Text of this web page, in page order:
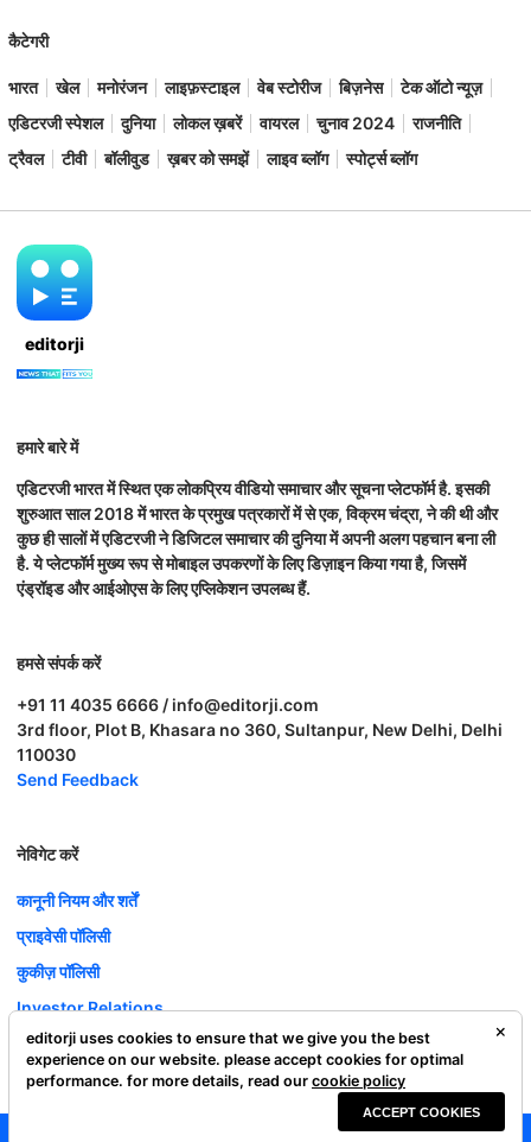
कैटेगरी
भारत खेल मनोरंजन लाइफ़स्टाइल वेब स्टोरीज बिज़नेस
टेक ऑटो न्यूज़
एडिटरजी स्पेशल
दुनिया लोकल ख़बरें वायरल चुनाव 2024
राजनीति
ट्रैवल
टीवी बॉलीवुड ख़बर को समझें लाइव ब्लॉग स्पोर्ट्स ब्लॉग
editorji
हमारे बारे में
एडिटरजी भारत में स्थित एक लोकप्रिय वीडियो समाचार और सूचना प्लेटफॉर्म है. इसकी
शुरुआत साल 2018 में भारत के प्रमुख पत्रकारों में से एक, विक्रम चंद्रा, ने की थी और
कुछ ही सालों में एडिटरजी ने डिजिटल समाचार की दुनिया में अपनी अलग पहचान बना ली
है. ये प्लेटफॉर्म मुख्य रूप से मोबाइल उपकरणों के लिए डिज़ाइन किया गया है, जिसमें
एंड्रॉइड और आईओएस के लिए एप्लिकेशन उपलब्ध हैं.
हमसे संपर्क करें
+91 11 4035 6666 / info@editorji.com
3rd floor, Plot B, Khasara no 360, Sultanpur, New Delhi, Delhi
110030
Send Feedback
नेविगेट करें
कानूनी नियम और शर्तें
प्राइवेसी पॉलिसी
कुकीज़ पॉलिसी
Investor Relations
करियर
Complaint Redressal
Editorji Technologies Pvt. Ltd. © 2022 All Rights Reserved.
editorji uses cookies to ensure that we give you the best
experience on our website. please accept cookies for optimal
performance. for more details, read our cookie policy
ACCEPT COOKIES